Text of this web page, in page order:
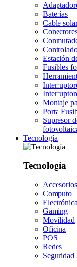
Baterías
Cable solar
Estación
Fusibles
Montaje
Porta
Supresor
Tecnología
Tecnología
Accesorios
Computo
Electrónica
Gaming
Movilidad
Oficina
POS
Redes
Seguridad